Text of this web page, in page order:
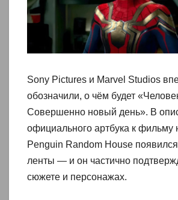
Sony Pictures и Marvel Studios
обозначили, о чём будет
Совершенно новый день». В
официального артбука к фильму
Penguin Random House
ленты — и он частично
сюжете и персонажах.